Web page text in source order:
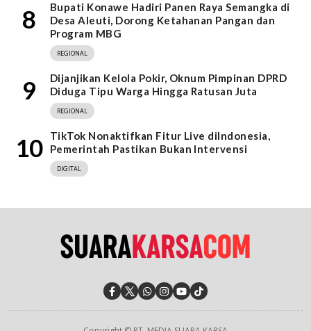
8
Bupati Konawe Hadiri Panen Raya Semangka di
Desa Aleuti, Dorong Ketahanan Pangan dan
Program MBG
REGIONAL
9
Dijanjikan Kelola Pokir, Oknum Pimpinan DPRD
Diduga Tipu Warga Hingga Ratusan Juta
REGIONAL
10
TikTok Nonaktifkan Fitur Live diIndonesia,
Pemerintah Pastikan Bukan Intervensi
DIGITAL